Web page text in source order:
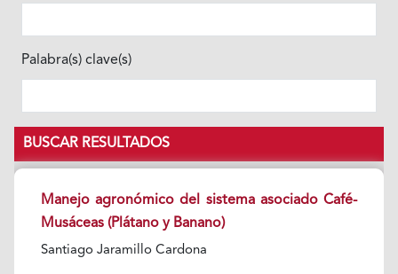
Palabra(s) clave(s)
BUSCAR RESULTADOS
Manejo agronómico del sistema asociado Café-
Musáceas (Plátano y Banano)
Santiago Jaramillo Cardona